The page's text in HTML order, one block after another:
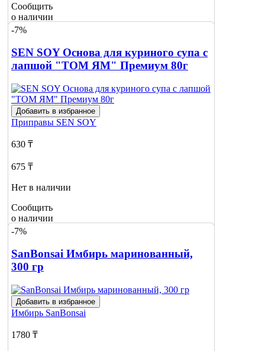
Сообщить
о наличии
-7%
SEN SOY Основа для куриного супа с
лапшой "ТОМ ЯМ" Премиум 80г
Добавить в избранное
Приправы SEN SOY
630 ₸
675 ₸
Нет в наличии
Сообщить
о наличии
-7%
SanBonsai Имбирь маринованный,
300 гр
Добавить в избранное
Имбирь SanBonsai
1780 ₸